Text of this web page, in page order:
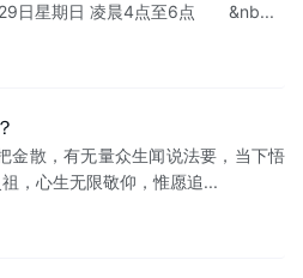
日星期日 凌晨4点至6点 &nb...
散，有无量众生闻说法要，当下悟
，心生无限敬仰，惟愿追...